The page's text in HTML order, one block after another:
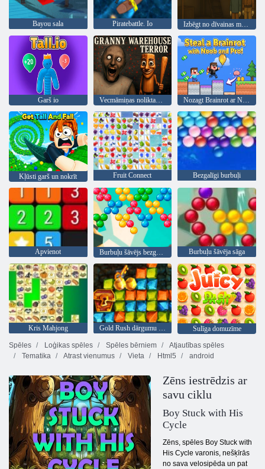
Bayou sala Piratebattle. Io Izbēgt no dīvainas meitenes mājas
Garš io Vecmāmiņas noliktavas terors Nozagt Brainrot ar Noob un Pro!
Kļūsti garš un nokrīt Fruit Connect Bezgalīgi burbuļi
Apvienot Burbuļu šāvējs bezgalīgs Burbuļu šāvēja sāga
Kris Mahjong Gold Rush dārgumu medības
Sulīga domuzīme
Spēles
Loģikas spēles Spēles bērniem
Atjautības spēles
Tematika
Atrast vienumus Vieta Html5 android
Zēns iestrēdzis ar
savu ciklu
Boy Stuck with His
Cycle
Zēns, spēles Boy Stuck with
His Cycle varonis, nešķīrās
no sava velosipēda un pat